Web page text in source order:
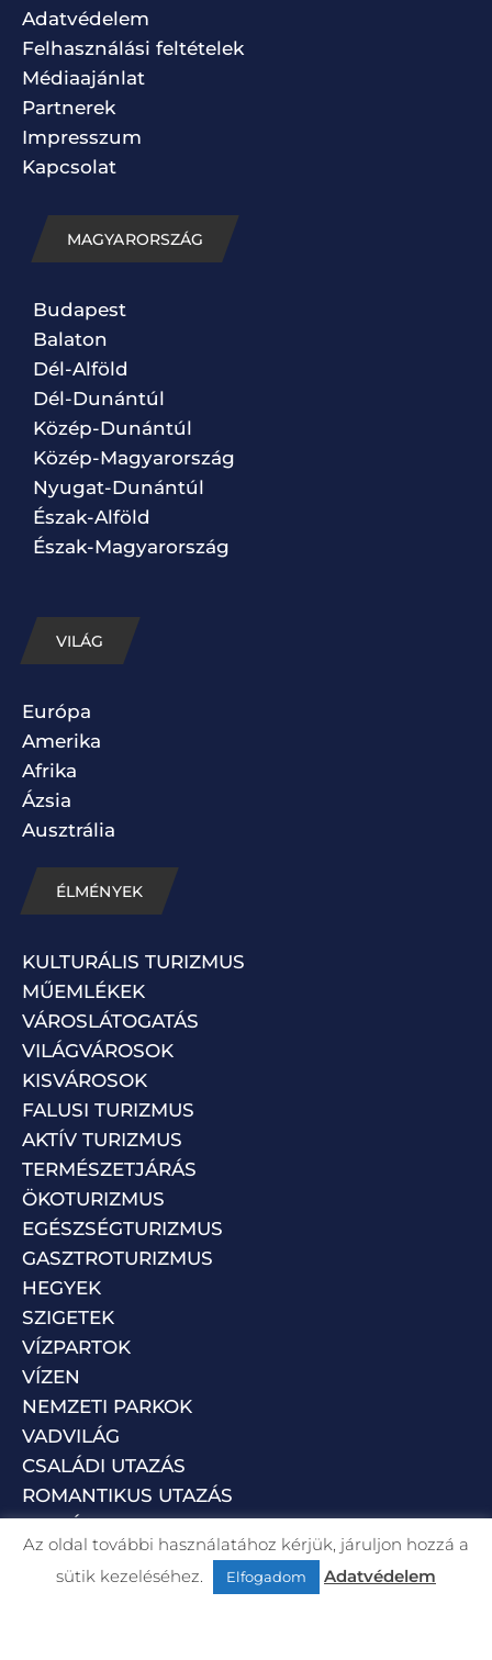
Adatvédelem
Felhasználási feltételek
Médiaajánlat
Partnerek
Impresszum
Kapcsolat
MAGYARORSZÁG
Budapest
Balaton
Dél-Alföld
Dél-Dunántúl
Közép-Dunántúl
Közép-Magyarország
Nyugat-Dunántúl
Észak-Alföld
Észak-Magyarország
VILÁG
Európa
Amerika
Afrika
Ázsia
Ausztrália
ÉLMÉNYEK
KULTURÁLIS TURIZMUS
MŰEMLÉKEK
VÁROSLÁTOGATÁS
VILÁGVÁROSOK
KISVÁROSOK
FALUSI TURIZMUS
AKTÍV TURIZMUS
TERMÉSZETJÁRÁS
ÖKOTURIZMUS
EGÉSZSÉGTURIZMUS
GASZTROTURIZMUS
HEGYEK
SZIGETEK
VÍZPARTOK
VÍZEN
NEMZETI PARKOK
VADVILÁG
CSALÁDI UTAZÁS
ROMANTIKUS UTAZÁS
VALLÁSI TURIZMUS
FESZTIVÁL
REPÜLÉS
Az oldal további használatához kérjük, járuljon hozzá a
sütik kezeléséhez.
Elfogadom Adatvédelem